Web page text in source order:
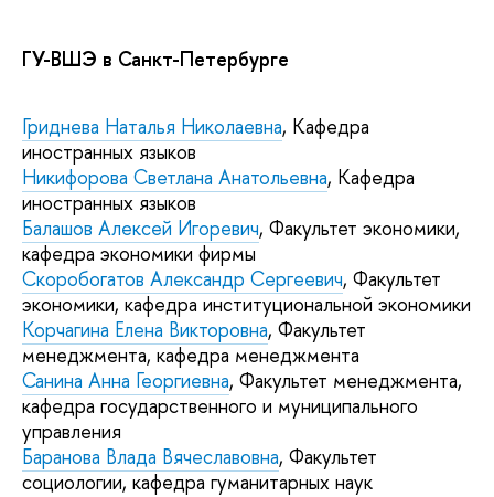
ГУ-ВШЭ в Санкт-Петербурге
Гриднева Наталья Николаевна, Кафедра
иностранных языков
Никифорова Светлана Анатольевна, Кафедра
иностранных языков
Балашов Алексей Игоревич, Факультет экономики,
кафедра экономики фирмы
Скоробогатов Александр Сергеевич, Факультет
экономики, кафедра институциональной экономики
Корчагина Елена Викторовна, Факультет
менеджмента, кафедра менеджмента
Санина Анна Георгиевна, Факультет менеджмента,
кафедра государственного и муниципального
управления
Баранова Влада Вячеславовна, Факультет
социологии, кафедра гуманитарных наук